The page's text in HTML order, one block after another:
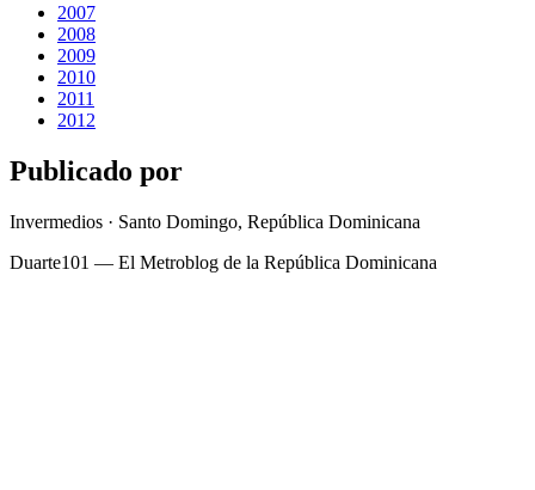
2007
2008
2009
2010
2011
2012
Publicado por
Invermedios · Santo Domingo, República Dominicana
Duarte101 — El Metroblog de la República Dominicana